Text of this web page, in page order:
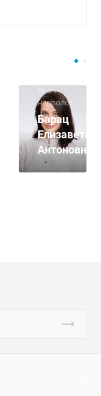
Врач-
невролог
Барац
Елизавета
Антоновна